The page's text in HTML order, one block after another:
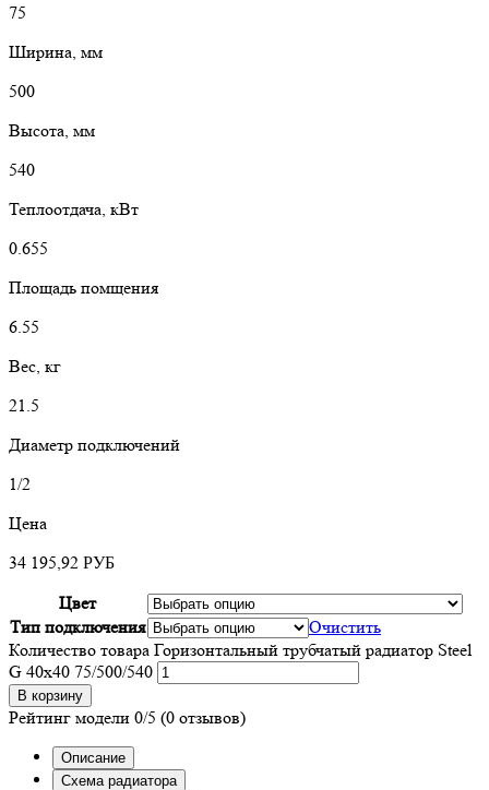
75
Ширина, мм
500
Высота, мм
540
Теплоотдача, кВт
0.655
Площадь помщения
6.55
Вес, кг
21.5
Диаметр подключений
1/2
Цена
34 195,92 РУБ
Цвет
Тип подключения
Очистить
Количество товара Горизонтальный трубчатый радиатор Steel
G 40х40 75/500/540
В корзину
Рейтинг модели 0/5 (0 отзывов)
Описание
Схема радиатора